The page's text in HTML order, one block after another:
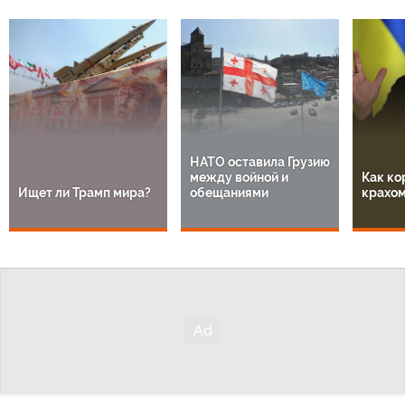
Ищет ли Трамп мира?
НАТО оставила Грузию
между войной и
обещаниями
Как